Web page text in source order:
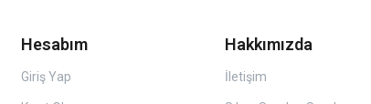
Hesabım
Giriş Yap
Hakkımızda
İletişim